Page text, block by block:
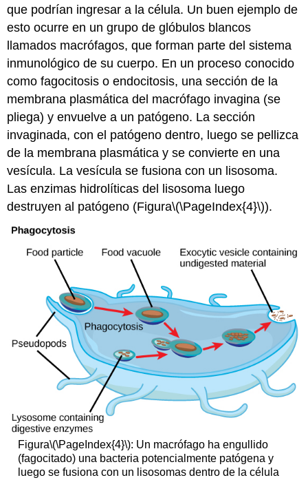
que podrían ingresar a la célula. Un buen ejemplo de
esto ocurre en un grupo de glóbulos blancos
llamados macrófagos, que forman parte del sistema
inmunológico de su cuerpo. En un proceso conocido
como fagocitosis o endocitosis, una sección de la
membrana plasmática del macrófago invagina (se
pliega) y envuelve a un patógeno. La sección
invaginada, con el patógeno dentro, luego se pellizca
de la membrana plasmática y se convierte en una
vesícula. La vesícula se fusiona con un lisosoma.
Las enzimas hidrolíticas del lisosoma luego
destruyen al patógeno (Figura\(\PageIndex{4}\)).
Figura\(\PageIndex{4}\): Un macrófago ha engullido
(fagocitado) una bacteria potencialmente patógena y
luego se fusiona con un lisosomas dentro de la célula